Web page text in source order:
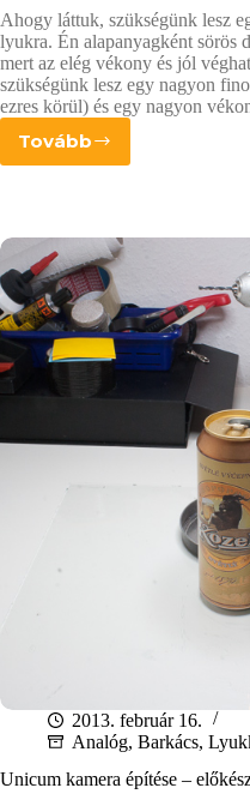
Ahogy láttuk, szükségünk lesz
lyukra. Én alapanyagként sörös
mert az elég vékony és jól
szükségünk lesz egy nagyon
ezres körül) és egy nagyon
TovábbUnicum
a
lyuk
2013. február 16.
Analóg, Barkács,
Unicum kamera építése –